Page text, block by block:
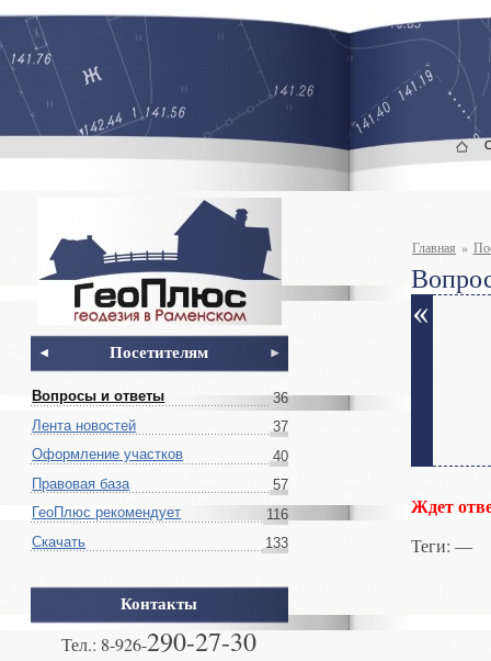
Посетителям
Вопросы и ответы
36
Лента новостей
37
Оформление участков
40
Правовая база
57
ГеоПлюс рекомендует
116
Скачать
133
Контакты
Тел.: 8-926-290-27-30
Главная »
Ждет
Теги: —